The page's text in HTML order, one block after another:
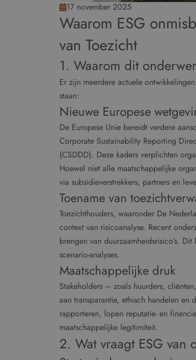
17 november 2025
Waarom ESG
van Toezicht
1. Waarom dit
Er zijn meerdere actuele
staan:
Nieuwe Europese
De Europese Unie bereidt verdere
Corporate Sustainability Reporting
(CSDDD). Deze kaders verplichten
Hoewel niet alle maatschappelijke
via subsidieverstrekkers, partners en
Toename van
Toezichthouders, waaronder De
context van risicoanalyse. Recent
brengen van duurzaamheidsrisico’s.
scenario-analyses.
Maatschappelijke druk
Stakeholders – zoals huurders,
aan transparantie, ethisch handelen
rapporteren, lopen reputatie- en
maatschappelijke legitimiteit.
2. Wat vraagt ESG van